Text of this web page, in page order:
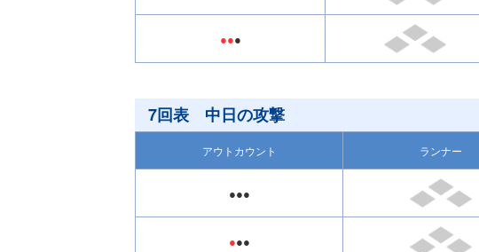
●●●
7回表 中日の攻撃
アウトカウント ランナー
●●●
●●●